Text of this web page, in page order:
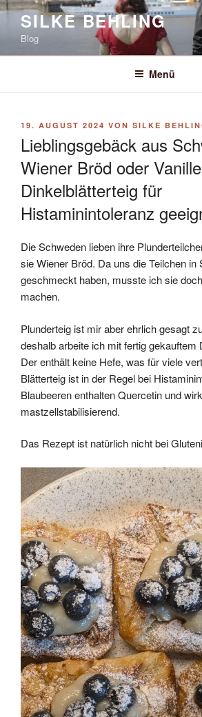
Zum
Inhalt
springen
SILKE BEHLING
Blog
Menü
VERÖFFENTLICHT
19. AUGUST 2024 VON SILKE
Lieblingsgebäck aus
Wiener Bröd oder
Dinkelblätterteig für
Histaminintoleranz
Die Schweden lieben ihre
sie Wiener Bröd. Da uns die Teilchen in
geschmeckt haben, musste ich sie
machen.
Plunderteig ist mir aber ehrlich gesagt
deshalb arbeite ich mit fertig gekauftem
Der enthält keine Hefe, was für viele
Blätterteig ist in der Regel bei
Blaubeeren enthalten Quercetin und
mastzellstabilisierend.
Das Rezept ist natürlich nicht bei